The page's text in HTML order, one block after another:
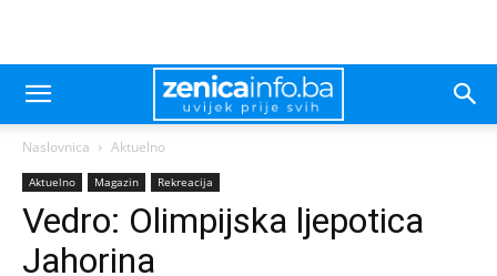
Naslovnica Aktuelno
Aktuelno Magazin Rekreacija
Vedro: Olimpijska ljepotica
Jahorina